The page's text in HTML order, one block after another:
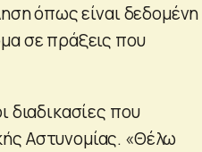
όπως είναι δεδομένη
σε πράξεις που
διαδικασίες που
Αστυνομίας. «Θέλω